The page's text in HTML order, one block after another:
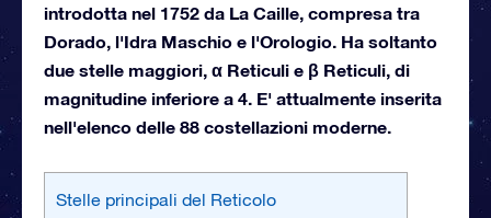
introdotta nel 1752 da La Caille, compresa tra
Dorado, l'Idra Maschio e l'Orologio. Ha soltanto
due stelle maggiori, α Reticuli e β Reticuli, di
magnitudine inferiore a 4. E' attualmente inserita
nell'elenco delle 88 costellazioni moderne.
Stelle principali del Reticolo